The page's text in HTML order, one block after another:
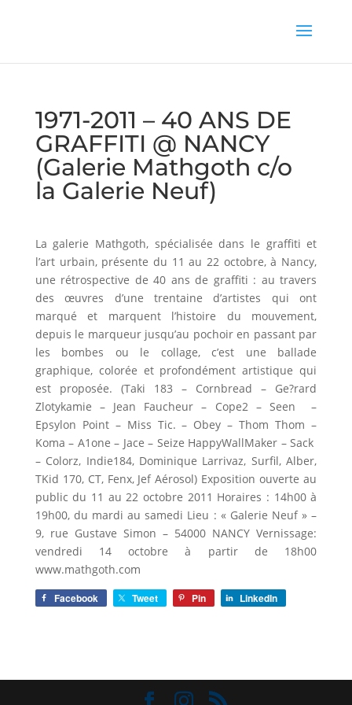
1971-2011 – 40 ANS DE
GRAFFITI @ NANCY
(Galerie Mathgoth c/o
la Galerie Neuf)
La galerie Mathgoth, spécialisée dans le graffiti et
l’art urbain, présente du 11 au 22 octobre, à Nancy,
une rétrospective de 40 ans de graffiti : au travers
des œuvres d’une trentaine d’artistes qui ont
marqué et marquent l’histoire du mouvement,
depuis le marqueur jusqu’au pochoir en passant par
les bombes ou le collage, c’est une ballade
graphique, colorée et profondément artistique qui
est proposée. (Taki 183 – Cornbread – Ge?rard
Zlotykamie – Jean Faucheur – Cope2 – Seen –
Epsylon Point – Miss Tic. – Obey – Thom Thom –
Koma – A1one – Jace – Seize HappyWallMaker – Sack
– Colorz, Indie184, Dominique Larrivaz, Surfil, Alber,
TKid 170, CT, Fenx, Jef Aérosol) Exposition ouverte au
public du 11 au 22 octobre 2011 Horaires : 14h00 à
19h00, du mardi au samedi Lieu : « Galerie Neuf » –
9, rue Gustave Simon – 54000 NANCY Vernissage:
vendredi 14 octobre à partir de 18h00
www.mathgoth.com
Facebook Tweet Pin LinkedIn